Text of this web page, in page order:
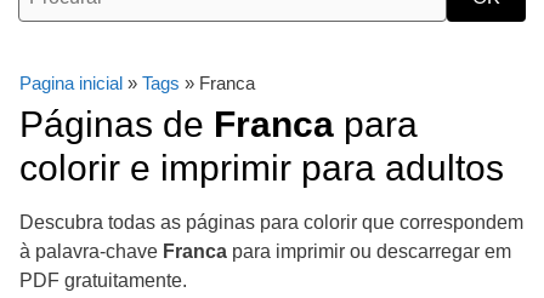
Pagina inicial » Tags » Franca
Páginas de Franca para
colorir e imprimir para adultos
Descubra todas as páginas para colorir que correspondem
à palavra-chave Franca para imprimir ou descarregar em
PDF gratuitamente.